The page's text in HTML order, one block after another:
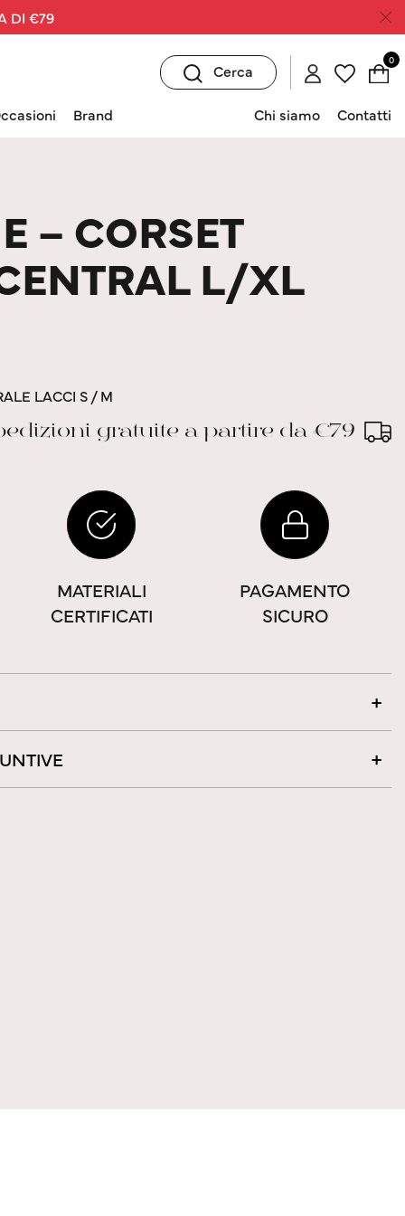
DI €79
Cerca
0
Brand Chi siamo Contatti
– CORSET
L/XL
LACCI S / M
gratuite a partire da €79
MATERIALI
CERTIFICATI
PAGAMENTO
SICURO